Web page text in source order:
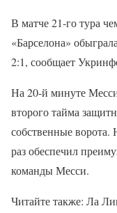
В матче 21-го тура
«Барселона»
2:1, сообщает
На 20-й минуте
второго тайма
собственные
раз обеспечил
команды Месси.
Читайте также: Ла